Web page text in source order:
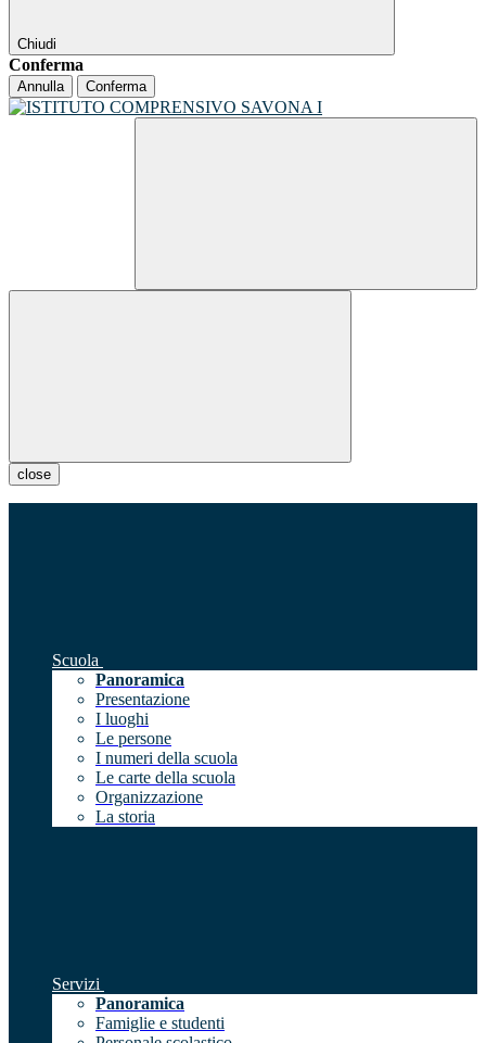
Chiudi
Conferma
Annulla Conferma
close
Scuola
Panoramica
Presentazione
I luoghi
Le persone
I numeri della scuola
Le carte della scuola
Organizzazione
La storia
Servizi
Panoramica
Famiglie e studenti